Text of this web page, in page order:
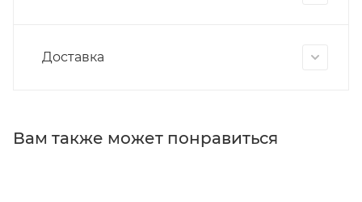
Доставка
Вам также может понравиться